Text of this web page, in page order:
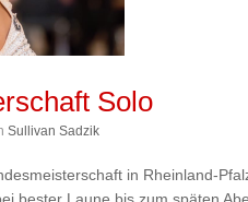
Solo
Sullivan Sadzik
in Rheinland-